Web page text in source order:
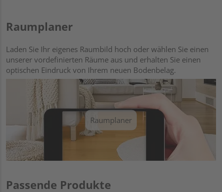
Raumplaner
Laden Sie Ihr eigenes Raumbild hoch oder wählen Sie einen
unserer vordefinierten Räume aus und erhalten Sie einen
optischen Eindruck von Ihrem neuen Bodenbelag.
Raumplaner
Passende Produkte